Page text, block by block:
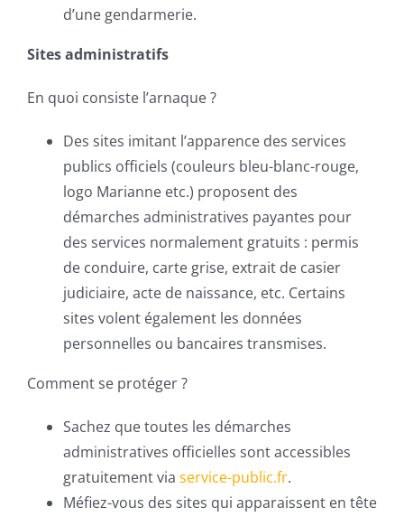
d’une gendarmerie.
Sites administratifs
En quoi consiste l’arnaque ?
Des sites imitant l’apparence des services
publics officiels (couleurs bleu-blanc-rouge,
logo Marianne etc.) proposent des
démarches administratives payantes pour
des services normalement gratuits : permis
de conduire, carte grise, extrait de casier
judiciaire, acte de naissance, etc. Certains
sites volent également les données
personnelles ou bancaires transmises.
Comment se protéger ?
Sachez que toutes les démarches
administratives officielles sont accessibles
gratuitement via service-public.fr.
Méfiez-vous des sites qui apparaissent en tête